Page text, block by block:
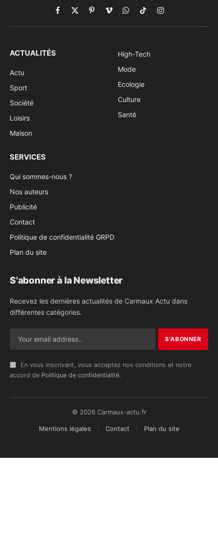
Facebook
X
(Twitter)
PinterestVimeoWhatsApp
TikTokInstagram
ACTUALITÉS
Actu
Sport
Société
Loisirs
Maison
High-Tech
Mode
Ecologie
Culture
Santé
SERVICES
Qui sommes-nous ?
Nos auteurs
Publicité
Contact
Politique de confidentialité GRPD
Plan du site
S'abonner à la Newsletter
Recevez les dernières actualités de Carmaux Actu dans
différentes catégories.
En vous inscrivant, vous acceptez nos conditions et notre
accord de Politique de confidentialité.
© 2026 Carmaux-actu.fr
Mentions légales Contact Plan du site